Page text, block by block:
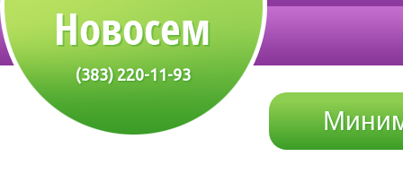
(383) 220-11-93